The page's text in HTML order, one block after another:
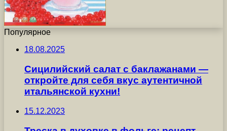
Популярное
18.08.2025
Сицилийский салат с баклажанами —
откройте для себя вкус аутентичной
итальянской кухни!
15.12.2023